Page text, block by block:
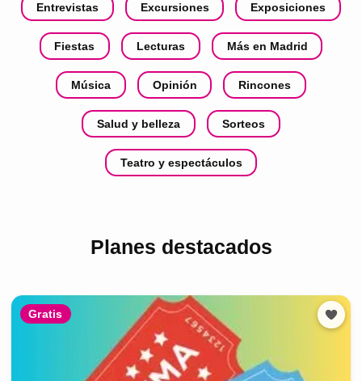
Entrevistas Excursiones Exposiciones
Fiestas Lecturas Más en Madrid
Música Opinión Rincones
Salud y belleza Sorteos
Teatro y espectáculos
Planes destacados
Gratis